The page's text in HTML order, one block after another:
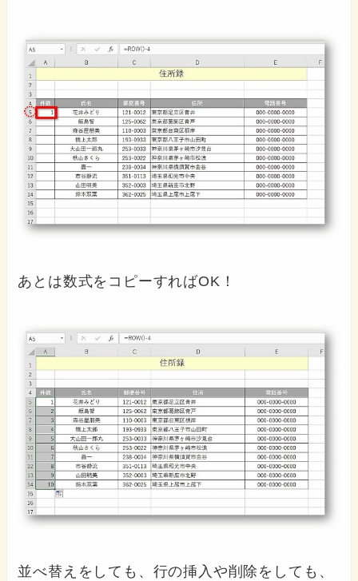
あとは数式をコピーすればOK！
並べ替えをしても、行の挿入や削除をしても、